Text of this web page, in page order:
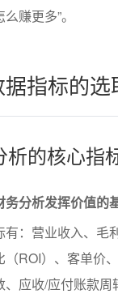
赚更多”。
指标的选
析的核心指
分析发挥价值的
：营业收入、毛
ROI）、客单价
应收/应付账款周